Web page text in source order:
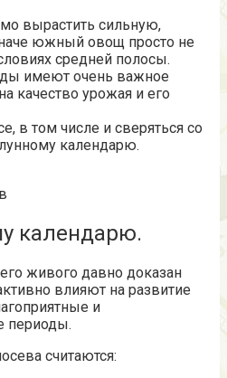
вырастить сильную,
южный овощ просто не
средней полосы.
имеют очень важное
качество урожая и его
в том числе и сверяться со
календарю.
календарю.
живого давно доказан
влияют на развитие
и
периоды.
считаются: